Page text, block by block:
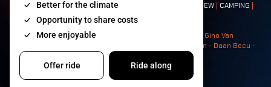
Contact:GENERAL| PARTNERSHIPS CREW | CAMPING |
NEIGHBOURS
Photos: Ann Kermans - Hans Van Hoof - Eliaz Bruggeman - Gino Van
Lancker - Tim Tronckoe - Elsie Roymans - Stijn Verbruggen - Daan Becu -
Claus Christa - Devid Camerlynck